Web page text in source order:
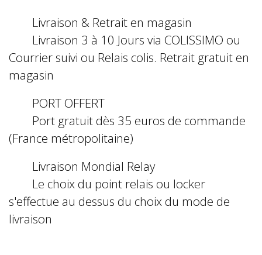
Livraison & Retrait en magasin
Livraison 3 à 10 Jours via COLISSIMO ou
Courrier suivi ou Relais colis. Retrait gratuit en
magasin
PORT OFFERT
Port gratuit dès 35 euros de commande
(France métropolitaine)
Livraison Mondial Relay
Le choix du point relais ou locker
s'effectue au dessus du choix du mode de
livraison